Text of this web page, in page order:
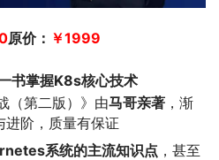
原价： ￥1999
书掌握K8s核心技术
（第二版）》由马哥亲著 ，渐
进阶，质量有保证
系统的主流知识点 ，甚至